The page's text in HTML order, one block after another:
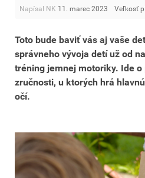
Napísal NK 11. marec 2023 Veľkosť
Toto bude baviť vás aj vaše
správneho vývoja detí už od
tréning jemnej motoriky. Ide o
zručnosti, u ktorých hrá
očí.